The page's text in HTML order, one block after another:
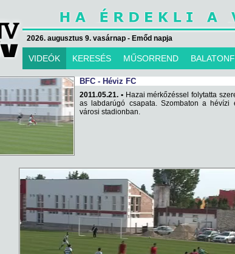
2026. augusztus 9. vasárnap - Emőd napja
VIDEÓK KERESÉS MŰSORREND
BFC - Héviz FC
2011.05.21. •Hazai mérkőzéssel folytatta
as labdarúgó csapata. Szombaton a hévízi
városi stadionban.